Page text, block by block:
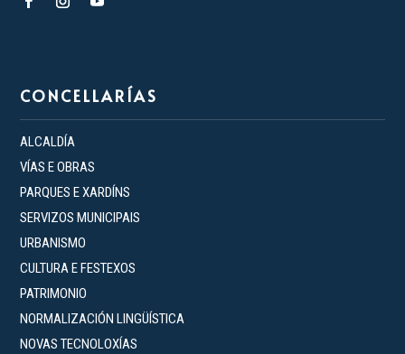
CONCELLARÍAS
ALCALDÍA
VÍAS E OBRAS
PARQUES E XARDÍNS
SERVIZOS MUNICIPAIS
URBANISMO
CULTURA E FESTEXOS
PATRIMONIO
NORMALIZACIÓN LINGÜÍSTICA
NOVAS TECNOLOXÍAS